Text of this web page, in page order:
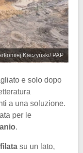
Kaczyński/ PAP
e solo dopo
a una soluzione.
per le
.
su un lato,